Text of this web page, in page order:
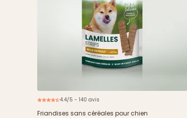
4.4/5 - 140 avis
Friandises sans céréales pour chien